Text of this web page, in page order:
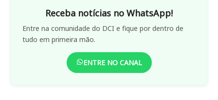
Receba notícias no WhatsApp!
Entre na comunidade do DCI e fique por dentro de
tudo em primeira mão.
ENTRE NO CANAL